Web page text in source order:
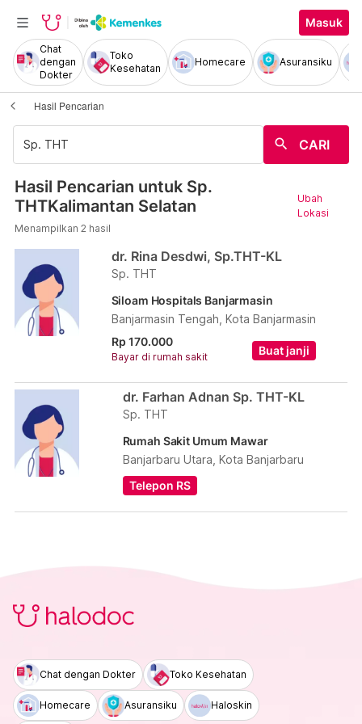
Masuk
Chat
dengan
Dokter
Toko
Kesehatan
Homecare Asuransiku
Hasil Pencarian
search CARI
Hasil Pencarian untuk Sp.
THTKalimantan Selatan
Menampilkan 2 hasil
Ubah
Lokasi
dr. Rina Desdwi, Sp.THT-KL
Sp. THT
Siloam Hospitals Banjarmasin
Banjarmasin Tengah, Kota Banjarmasin
Rp 170.000
Bayar di rumah sakit Buat janji
dr. Farhan Adnan Sp. THT-KL
Sp. THT
Rumah Sakit Umum Mawar
Banjarbaru Utara, Kota Banjarbaru
Telepon RS
Chat dengan Dokter Toko Kesehatan
Homecare Asuransiku Haloskin